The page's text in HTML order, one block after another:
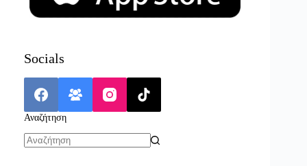
Socials
Αναζήτηση